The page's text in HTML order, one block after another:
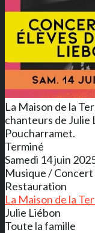
La Maison de la
chanteurs de Julie
Poucharramet.
Terminé
Samedi 14 juin
Musique / Concert
Restauration
La Maison de la
Julie Liébon
Toute la famille